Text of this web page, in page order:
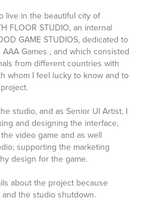
live in the beautiful city of
FLOOR STUDIO, an internal
GAME STUDIOS, dedicated to
Games , and which consisted
from different countries with
whom I feel lucky to know and to
studio, and as Senior UI Artist, I
and designing the interface,
video game and as well
supporting the marketing
design for the game.
about the project because
the studio shutdown.